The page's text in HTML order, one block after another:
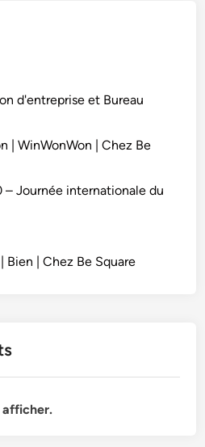
d'entreprise et Bureau
| WinWonWon | Chez Be
– Journée internationale du
Bien | Chez Be Square
afficher.